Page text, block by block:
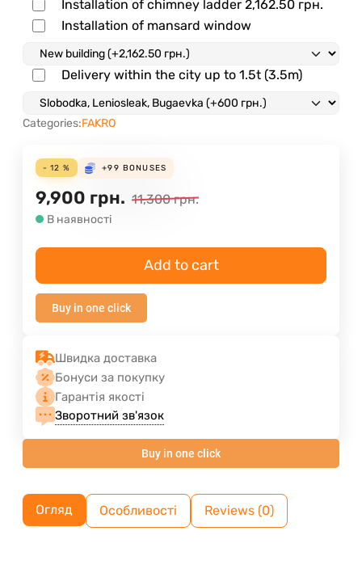
Installation of chimney ladder 2,162.50 грн.
Installation of mansard window
Delivery within the city up to 1.5t (3.5m)
Categories:FAKRO
- 12 % +99 BONUSES
9,900 грн. 11,300 грн.
В наявності
Add to cart
Buy in one click
Швидка доставка
Бонуси за покупку
Гарантія якості
Зворотний зв'язок
Buy in one click
Огляд Особливості Reviews (0)